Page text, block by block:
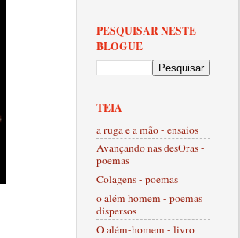
PESQUISAR NESTE
BLOGUE
TEIA
a ruga e a mão - ensaios
Avançando nas desOras -
poemas
Colagens - poemas
o além homem - poemas
dispersos
O além-homem - livro